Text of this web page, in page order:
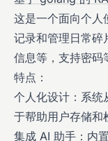
这是一个面向个人
记录和管理日常碎
信息等，支持密码
特点：
个人化设计：系统
于帮助用户存储和
集成 AI 助手：内